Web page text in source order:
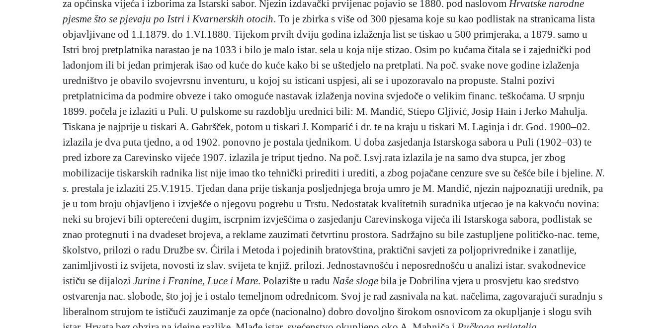
za općinska vijeća i izborima za Istarski sabor. Njezin izdavački prvijenac pojavio se 1880. pod naslovom Hrvatske narodne
pjesme što se pjevaju po Istri i Kvarnerskih otocih. To je zbirka s više od 300 pjesama koje su kao podlistak na stranicama lista
objavljivane od 1.I.1879. do 1.VI.1880. Tijekom prvih dviju godina izlaženja list se tiskao u 500 primjeraka, a 1879. samo u
Istri broj pretplatnika narastao je na 1033 i bilo je malo istar. sela u koja nije stizao. Osim po kućama čitala se i zajednički pod
ladonjom ili bi jedan primjerak išao od kuće do kuće kako bi se uštedjelo na pretplati. Na poč. svake nove godine izlaženja
uredništvo je obavilo svojevrsnu inventuru, u kojoj su isticani uspjesi, ali se i upozoravalo na propuste. Stalni pozivi
pretplatnicima da podmire obveze i tako omoguće nastavak izlaženja novina svjedoče o velikim financ. teškoćama. U srpnju
1899. počela je izlaziti u Puli. U pulskome su razdoblju urednici bili: M. Mandić, Stiepo Gljivić, Josip Hain i Jerko Mahulja.
Tiskana je najprije u tiskari A. Gabršček, potom u tiskari J. Komparić i dr. te na kraju u tiskari M. Laginja i dr. God. 1900–02.
izlazila je dva puta tjedno, a od 1902. ponovno je postala tjednikom. U doba zasjedanja Istarskoga sabora u Puli (1902–03) te
pred izbore za Carevinsko vijeće 1907. izlazila je triput tjedno. Na poč. I.svj.rata izlazila je na samo dva stupca, jer zbog
mobilizacije tiskarskih radnika list nije imao tko tehnički prirediti i urediti, a zbog pojačane cenzure sve su češće bile i bjeline. N.
s. prestala je izlaziti 25.V.1915. Tjedan dana prije tiskanja posljednjega broja umro je M. Mandić, njezin najpoznatiji urednik, pa
je u tom broju objavljeno i izvješće o njegovu pogrebu u Trstu. Nedostatak kvalitetnih suradnika utjecao je na kakvoću novina:
neki su brojevi bili opterećeni dugim, iscrpnim izvješćima o zasjedanju Carevinskoga vijeća ili Istarskoga sabora, podlistak se
znao protegnuti i na dvadeset brojeva, a reklame zauzimati četvrtinu prostora. Sadržajno su bile zastupljene političko-nac. teme,
školstvo, prilozi o radu Družbe sv. Ćirila i Metoda i pojedinih bratovština, praktični savjeti za poljoprivrednike i zanatlije,
zanimljivosti iz svijeta, novosti iz slav. svijeta te knjiž. prilozi. Jednostavnošću i neposrednošću u analizi istar. svakodnevice
ističu se dijalozi Jurine i Franine, Luce i Mare. Polazište u radu Naše sloge bila je Dobrilina vjera u prosvjetu kao sredstvo
ostvarenja nac. slobode, što joj je i ostalo temeljnom odrednicom. Svoj je rad zasnivala na kat. načelima, zagovarajući suradnju s
liberalnom strujom te ističući zauzimanje za opće (nacionalno) dobro dovoljno širokom osnovicom za okupljanje i slogu svih